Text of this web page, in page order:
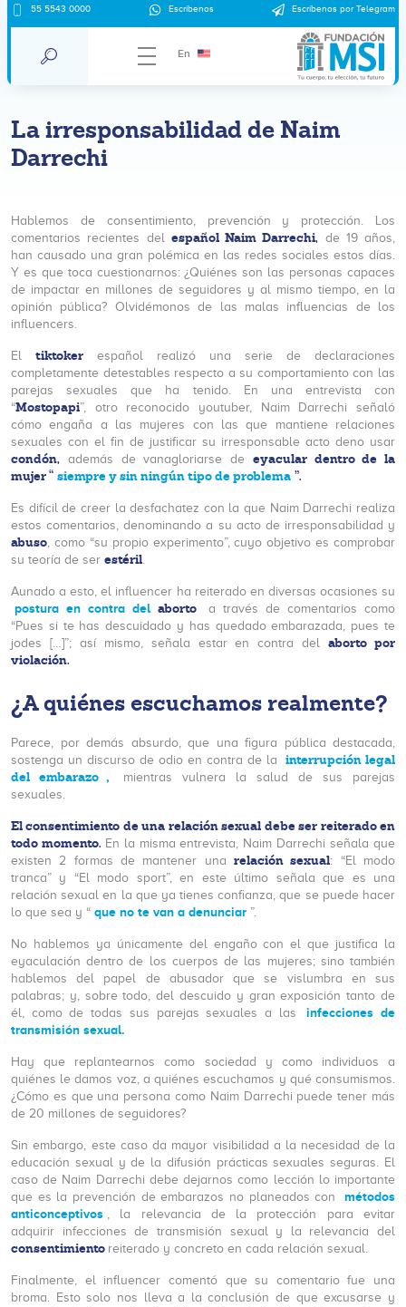
55 5543 0000 Escríbenos Escríbenos por Telegram
En
La irresponsabilidad de Naim
Darrechi
Hablemos de consentimiento, prevención y protección. Los
comentarios recientes del español Naim Darrechi, de 19 años,
han causado una gran polémica en las redes sociales estos días.
Y es que toca cuestionarnos: ¿Quiénes son las personas capaces
de impactar en millones de seguidores y al mismo tiempo, en la
opinión pública? Olvidémonos de las malas influencias de los
influencers.
El tiktoker español realizó una serie de declaraciones
completamente detestables respecto a su comportamiento con las
parejas sexuales que ha tenido. En una entrevista con
“Mostopapi”, otro reconocido youtuber, Naim Darrechi señaló
cómo engaña a las mujeres con las que mantiene relaciones
sexuales con el fin de justificar su irresponsable acto deno usar
condón, además de vanagloriarse de eyacular dentro de la
mujer “ siempre y sin ningún tipo de problema ”.
Es difícil de creer la desfachatez con la que Naim Darrechi realiza
estos comentarios, denominando a su acto de irresponsabilidad y
abuso, como “su propio experimento”, cuyo objetivo es comprobar
su teoría de ser estéril.
Aunado a esto, el influencer ha reiterado en diversas ocasiones su
postura en contra delaborto
a través de comentarios como
“Pues si te has descuidado y has quedado embarazada, pues te
jodes […]”; así mismo, señala estar en contra delaborto por
violación.
¿A quiénes escuchamos realmente?
Parece, por demás absurdo, que una figura pública destacada,
sostenga un discurso de odio en contra de la
interrupción legal
del embarazo ,
mientras vulnera la salud de sus parejas
sexuales.
El consentimiento de una relación sexual debe ser reiterado en
todo momento.En la misma entrevista, Naim Darrechi señala que
existen 2 formas de mantener una relación sexual: “El modo
tranca” y “El modo sport”, en este último señala que es una
relación sexual en la que ya tienes confianza, que se puede hacer
lo que sea y “ que no te van a denunciar ”.
No hablemos ya únicamente del engaño con el que justifica la
eyaculación dentro de los cuerpos de las mujeres; sino también
hablemos del papel de abusador que se vislumbra en sus
palabras; y, sobre todo, del descuido y gran exposición tanto de
él, como de todas sus parejas sexuales a las
infecciones de
transmisión sexual.
Hay que replantearnos como sociedad y como individuos a
quiénes le damos voz, a quiénes escuchamos y qué consumismos.
¿Cómo es que una persona como Naim Darrechi puede tener más
de 20 millones de seguidores?
Sin embargo, este caso da mayor visibilidad a la necesidad de la
educación sexual y de la difusión prácticas sexuales seguras. El
caso de Naim Darrechi debe dejarnos como lección lo importante
que es la prevención de embarazos no planeados con
métodos
anticonceptivos , la relevancia de la protección para evitar
adquirir infecciones de transmisión sexual y la relevancia del
consentimiento reiterado y concreto en cada relación sexual.
Finalmente, el influencer comentó que su comentario fue una
broma. Esto solo nos lleva a la conclusión de que excusarse y